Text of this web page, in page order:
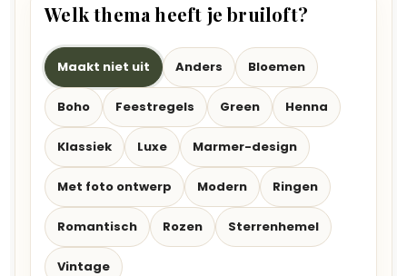
Welk thema heeft je bruiloft?
Maakt niet uit Anders Bloemen
Boho Feestregels Green Henna
Klassiek Luxe Marmer-design
Met foto ontwerp Modern Ringen
Romantisch Rozen Sterrenhemel
Vintage